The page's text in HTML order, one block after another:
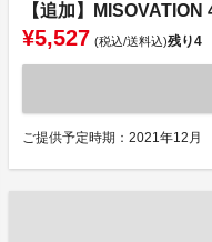
【追加】MISOVATION
¥5,527 (税込/送料込)残り4
ご提供予定時期：2021年12月